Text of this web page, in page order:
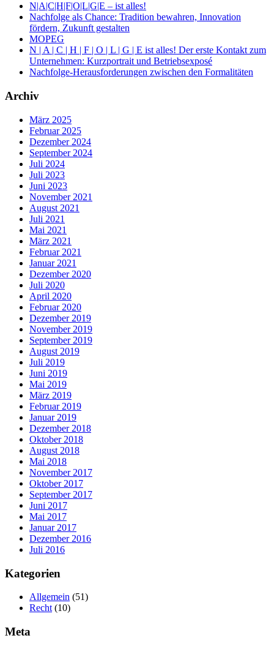
N|A|C|H|F|O|L|G|E – ist alles!
Nachfolge als Chance: Tradition bewahren, Innovation
fördern, Zukunft gestalten
MOPEG
N | A | C | H | F | O | L | G | E ist alles! Der erste Kontakt zum
Unternehmen: Kurzportrait und Betriebsexposé
Nachfolge-Herausforderungen zwischen den Formalitäten
Archiv
März 2025
Februar 2025
Dezember 2024
September 2024
Juli 2024
Juli 2023
Juni 2023
November 2021
August 2021
Juli 2021
Mai 2021
März 2021
Februar 2021
Januar 2021
Dezember 2020
Juli 2020
April 2020
Februar 2020
Dezember 2019
November 2019
September 2019
August 2019
Juli 2019
Juni 2019
Mai 2019
März 2019
Februar 2019
Januar 2019
Dezember 2018
Oktober 2018
August 2018
Mai 2018
November 2017
Oktober 2017
September 2017
Juni 2017
Mai 2017
Januar 2017
Dezember 2016
Juli 2016
Kategorien
Allgemein (51)
Recht (10)
Meta